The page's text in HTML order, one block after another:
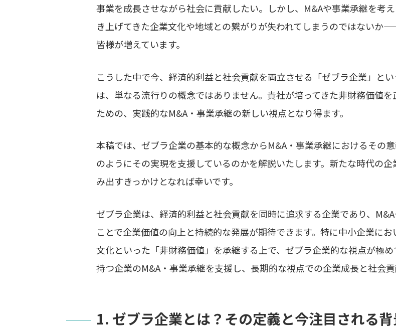
事業を成長させながら社会に貢献したい。しかし、M&Aや事業承継を考
き上げてきた企業文化や地域との繋がりが失われてしまうのではないか
皆様が増えています。
こうした中で今、経済的利益と社会貢献を両立させる「ゼブラ企業」と
は、単なる流行りの概念ではありません。貴社が培ってきた非財務価値
ための、実践的なM&A・事業承継の新しい視点となり得ます。
本稿では、ゼブラ企業の基本的な概念からM&A・事業承継におけるその
のようにその実現を支援しているのかを解説いたします。新たな時代の
み出すきっかけとなれば幸いです。
ゼブラ企業は、経済的利益と社会貢献を同時に追求する企業であり、
ことで企業価値の向上と持続的な発展が期待できます。特に中小企業に
文化といった「非財務価値」を承継する上で、ゼブラ企業的な視点が極
持つ企業のM&A・事業承継を支援し、長期的な視点での企業成長と社会貢
1. ゼブラ企業とは？その定義と今注目される